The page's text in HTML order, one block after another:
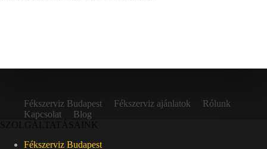
Fékszerviz Budapest Fékszerviz ajánlatok
Rólunk
Kapcsolat
Blog
SZOLGÁLTATÁSAINK
Fékszerviz Budapest